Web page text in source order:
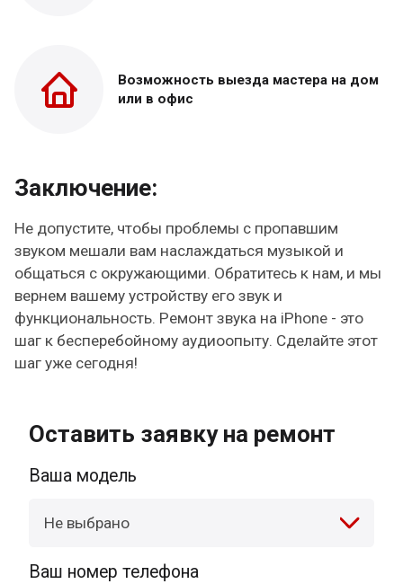
Возможность выезда мастера на дом
или в офис
Заключение:
Не допустите, чтобы проблемы с пропавшим
звуком мешали вам наслаждаться музыкой и
общаться с окружающими. Обратитесь к нам, и мы
вернем вашему устройству его звук и
функциональность. Ремонт звука на iPhone - это
шаг к бесперебойному аудиоопыту. Сделайте этот
шаг уже сегодня!
Оставить заявку на ремонт
Ваша модель
Не выбрано
Ваш номер телефона